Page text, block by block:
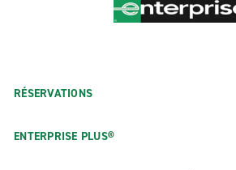
RÉSERVATIONS
ENTERPRISE PLUS®